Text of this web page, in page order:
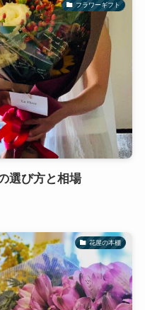
フラワーギフト
選び方と相場
花屋の本棚